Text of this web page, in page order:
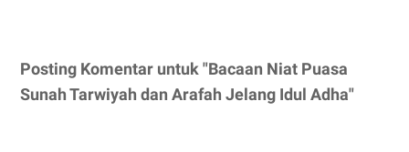
Posting Komentar untuk "Bacaan Niat Puasa
Sunah Tarwiyah dan Arafah Jelang Idul Adha"